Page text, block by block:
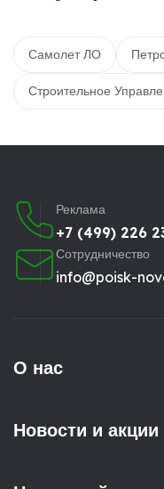
Самолет ЛО
Строительное
Реклама
+7 (499) 226
Сотрудничество
info@poisk-
О нас
Новости и акции